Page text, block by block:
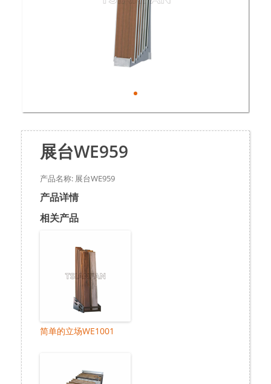
展台WE959
产品名称: 展台WE959
产品详情
相关产品
简单的立场WE1001